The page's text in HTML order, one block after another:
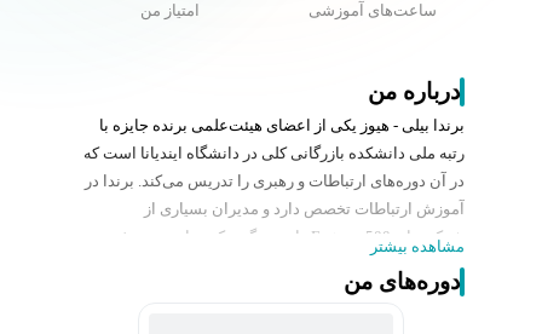
ساعت‌های آموزشی امتیاز من
درباره من
برندا بیلی - هیوز یکی از اعضای هیئت‌علمی برنده جایزه با
رتبه ملی دانشکده بازرگانی کلی در دانشگاه ایندیانا است که
در آن دوره‌های ارتباطات و رهبری را تدریس می‌کند. برندا در
آموزش ارتباطات تخصص دارد و مدیران بسیاری از
شرکت‌های Fortune 500 را مربی‌گری کرده است. پروفسور
میلیون بیننده است. او به طور منظم در کنفرانس‌ها و
مشاهده بیشتر
دوره‌های من